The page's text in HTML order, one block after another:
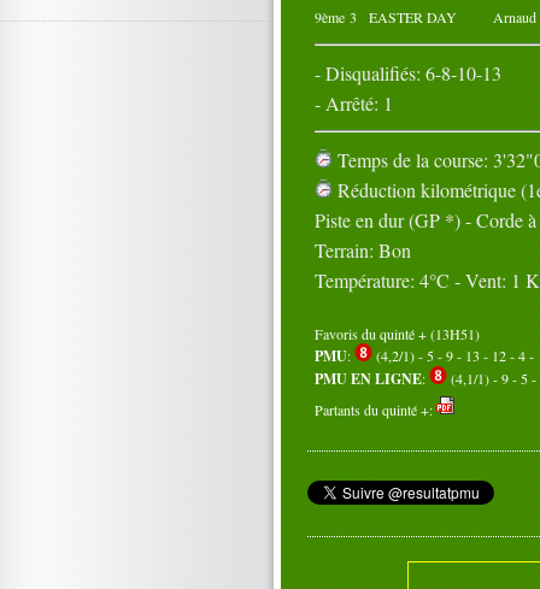
9ème 3 EASTER DAY
- Disqualifiés: 6-8-10-13
- Arrêté: 1
Temps de la course:
Réduction kilométrique
Piste en dur (GP *) - Corde à
Terrain: Bon
Température: 4°C - Vent: 1
Favoris du quinté + (13H51)
PMU: (4,2/1) - 5 - 9 - 13 - 12 - 4 -
PMU EN LIGNE:
(4,1/1) - 9 - 5
Partants du quinté +: